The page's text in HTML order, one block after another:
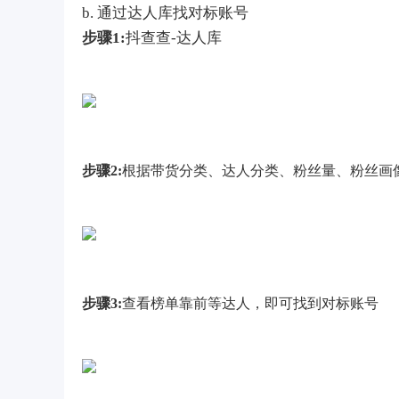
b. 通过达人库找对标账号
步骤1:抖查查-达人库
步骤2:根据带货分类、达人分类、粉丝量、粉丝画
步骤3:查看榜单靠前等达人，即可找到对标账号